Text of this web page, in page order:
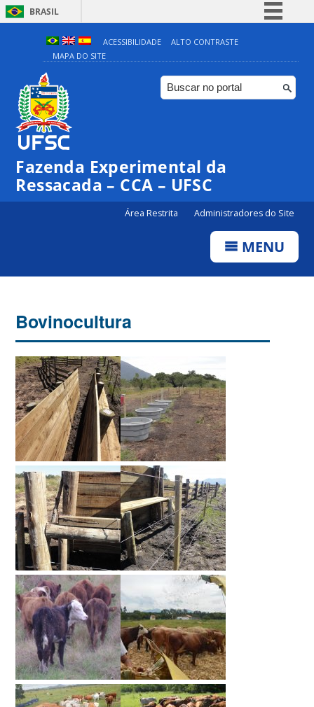
BRASIL
Simplifique!
Comunica BR
Participe
ACESSIBILIDADE
ALTO CONTRASTE
MAPA DO SITE
Fazenda Experimental da
Ressacada – CCA – UFSC
Área Restrita Administradores do Site
MENU
Bovinocultura